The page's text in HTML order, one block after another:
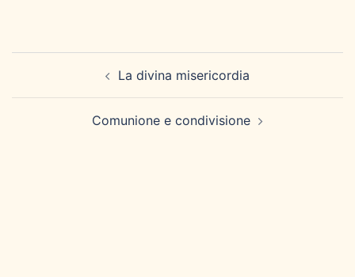
La divina misericordia
Comunione e condivisione